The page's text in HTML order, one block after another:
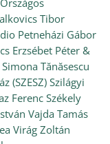
Országos
Tibor
Petneházi Gábor
Erzsébet Péter &
Simona Tănăsescu
(SZESZ) Szilágyi
Ferenc Székely
Vajda Tamás
Virág Zoltán